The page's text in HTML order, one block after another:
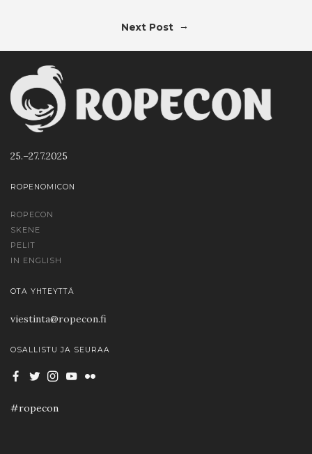
Next Post →
25.–27.7.2025
ROPENOMICON
ROPECON
SKENE
PELIT
IN ENGLISH
OTA YHTEYTTÄ
viestinta@ropecon.fi
OSALLISTU JA SEURAA
#ropecon